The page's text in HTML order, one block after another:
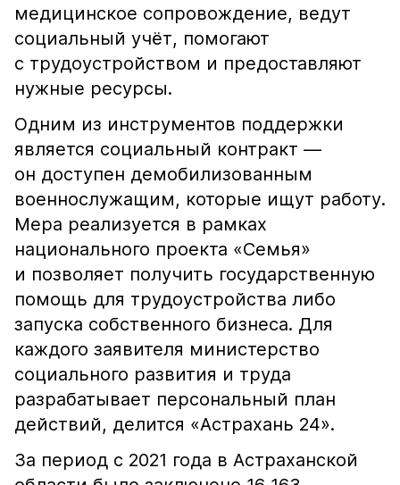
медицинское сопровождение, ведут
социальный учёт, помогают
с трудоустройством и предоставляют
нужные ресурсы.
Одним из инструментов поддержки
является социальный контракт —
он доступен демобилизованным
военнослужащим, которые ищут работу.
Мера реализуется в рамках
национального проекта «Семья»
и позволяет получить государственную
помощь для трудоустройства либо
запуска собственного бизнеса. Для
каждого заявителя министерство
социального развития и труда
разрабатывает персональный план
действий, делится «Астрахань 24».
За период с 2021 года в Астраханской